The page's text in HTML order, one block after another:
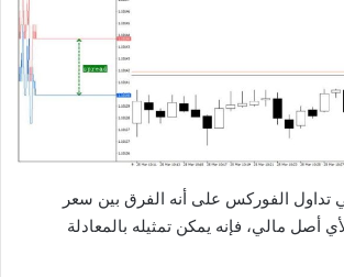
تداول الفوركس على أنه الفرق بين سعر
أصل مالي، فإنه يمكن تمثيله بالمعادلة